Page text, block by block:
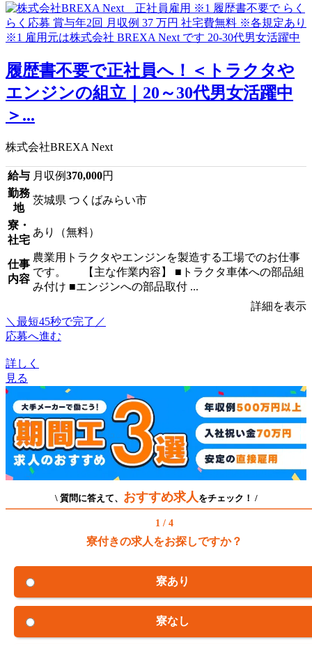
履歴書不要で正社員へ！＜トラクタや
エンジンの組立｜20～30代男女活躍中
＞...
株式会社BREXA Next
給与 月収例370,000円
勤務
地
茨城県 つくばみらい市
寮・
社宅
あり（無料）
仕事
内容
農業用トラクタやエンジンを製造する工場でのお仕事
です。 【主な作業内容】 ■トラクタ車体への部品組
み付け ■エンジンへの部品取付 ...
詳細を表示
＼最短45秒で完了／
応募へ進む
詳しく
見る
\ 質問に答えて、 おすすめ求人 をチェック！ /
1 / 4
寮付きの求人をお探しですか？
寮あり
寮なし